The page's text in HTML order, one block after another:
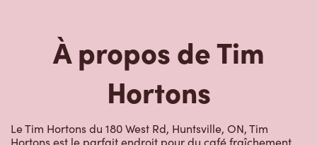
À propos de Tim
Hortons
Le Tim Hortons du 180 West Rd, Huntsville, ON, Tim
Hortons est le parfait endroit pour du café fraîchement